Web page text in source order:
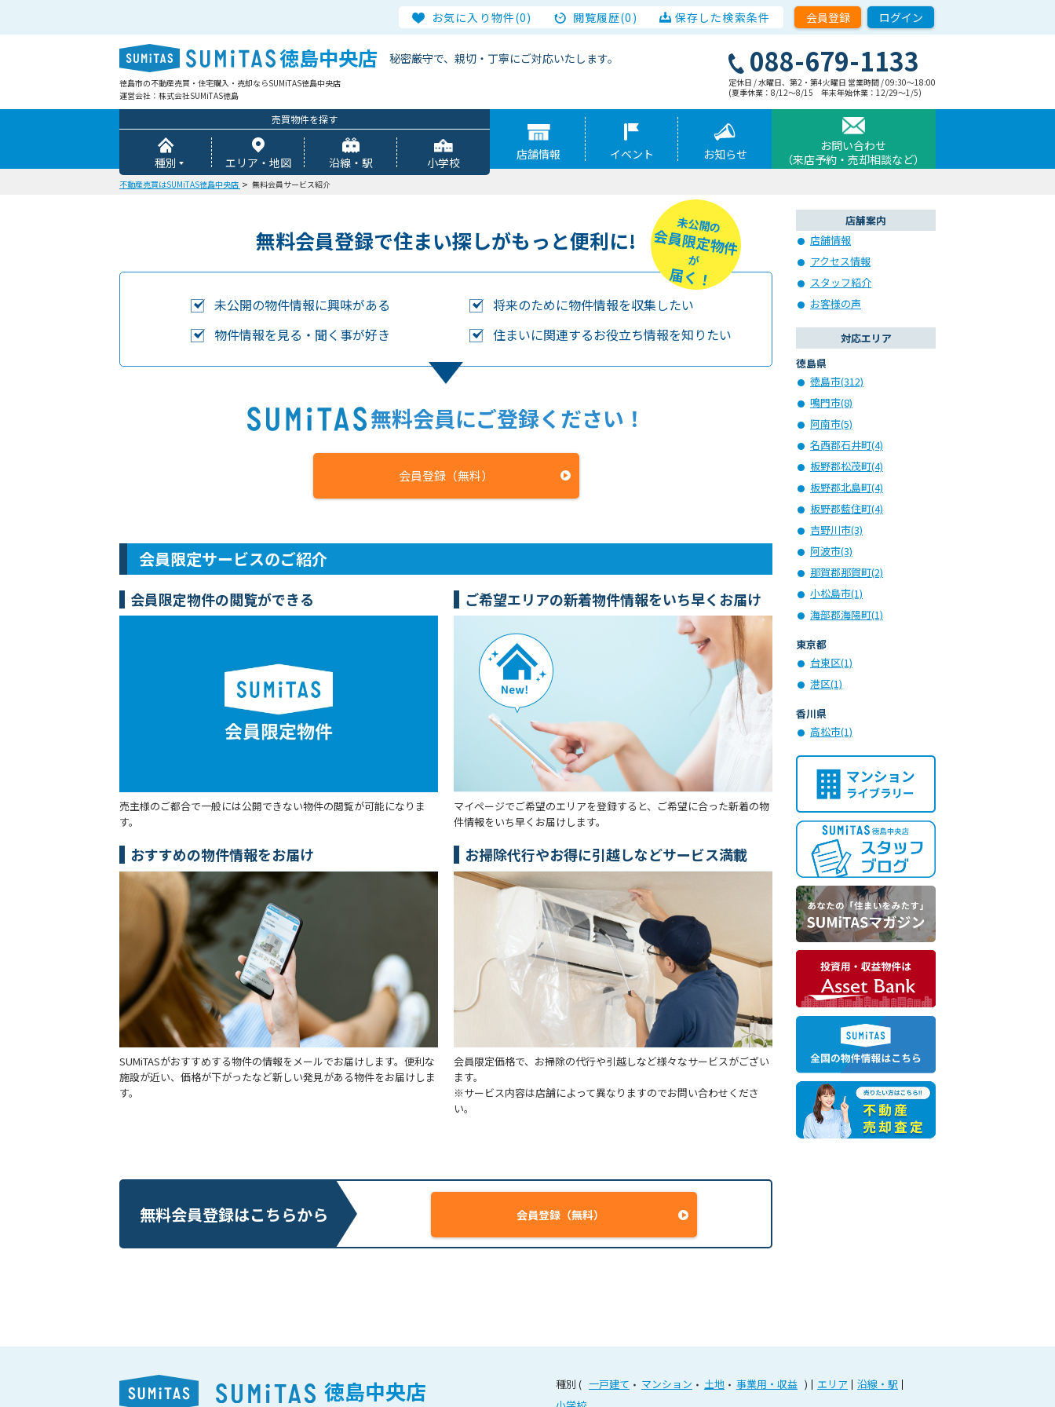
お気に入り物件(0) 閲覧履歴(0) 保存した検索条件 会員登録 ログイン
徳島中央店 秘密厳守で、親切・丁寧にご対応いたします。
徳島市の不動産売買・住宅購入・売却ならSUMiTAS徳島中央店
運営会社：株式会社SUMiTAS徳島
088-679-1133
定休日 / 水曜日、第2・第4火曜日 営業時間 / 09:30〜18:00
(夏季休業：8/12～8/15 年末年始休業：12/29～1/5)
売買物件を探す
種別 エリア・地図 沿線・駅 小学校
店舗情報 イベント お知らせ
お問い合わせ
（来店予約・売却相談など）
不動産売買はSUMiTAS徳島中央店 無料会員サービス紹介
無料会員登録で住まい探しがもっと便利に!
未公開の
会員限定物件
が
届く！
未公開の物件情報に興味がある
将来のために物件情報を収集したい
物件情報を見る・聞く事が好き
住まいに関連するお役立ち情報を知りたい
無料会員にご登録ください！
会員登録（無料）
会員限定サービスのご紹介
会員限定物件の閲覧ができる
売主様のご都合で一般には公開できない物件の閲覧が可能になりま
す。
ご希望エリアの新着物件情報をいち早くお届け
マイページでご希望のエリアを登録すると、ご希望に合った新着の物
件情報をいち早くお届けします。
おすすめの物件情報をお届け
SUMiTASがおすすめする物件の情報をメールでお届けします。便利な
施設が近い、価格が下がったなど新しい発見がある物件をお届けしま
す。
お掃除代行やお得に引越しなどサービス満載
会員限定価格で、お掃除の代行や引越しなど様々なサービスがござい
ます。
※サービス内容は店舗によって異なりますのでお問い合わせくださ
い。
無料会員登録はこちらから 会員登録（無料）
店舗案内
店舗情報
アクセス情報
スタッフ紹介
お客様の声
対応エリア
徳島県
徳島市(312)
鳴門市(8)
阿南市(5)
名西郡石井町(4)
板野郡松茂町(4)
板野郡北島町(4)
板野郡藍住町(4)
吉野川市(3)
阿波市(3)
那賀郡那賀町(2)
小松島市(1)
海部郡海陽町(1)
東京都
台東区(1)
港区(1)
香川県
高松市(1)
徳島中央店 種別 一戸建て マンション 土地 事業用・収益 エリア
沿線・駅